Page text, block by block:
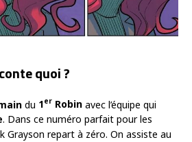
quoi ?
du 1er Robin avec l’équipe qui
. Dans ce numéro parfait pour les
Grayson repart à zéro. On assiste au